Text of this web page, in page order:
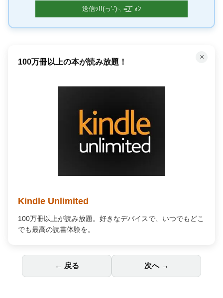
×
100万冊以上の本が読み放題！
Kindle Unlimited
100万冊以上が読み放題。好きなデバイスで、いつでもどこ
でも最高の読書体験を。
← 戻る 次へ →